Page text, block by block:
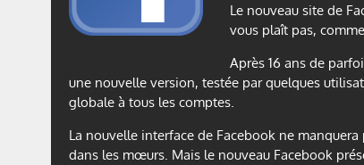
Le nouveau site de
vous plaît pas,
Après 16 ans de
une nouvelle version, testée par quelques
globale à tous les comptes.
La nouvelle interface de Facebook ne
dans les mœurs. Mais le nouveau Facebook